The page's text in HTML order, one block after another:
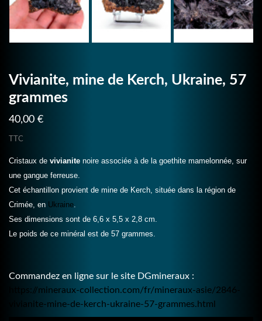
Vivianite, mine de Kerch, Ukraine, 57
grammes
40,00 €
TTC
Cristaux de vivianite noire associée à de la goethite mamelonnée, sur
une gangue ferreuse.
Cet échantillon provient de mine de Kerch, située dans la région de
Crimée, en Ukraine
Ses dimensions sont de 6,6 x 5,5 x 2,8 cm.
Le poids de ce minéral est de 57 grammes.
Commandez en ligne sur le site DGmineraux :
https://mineraux-collection.com/fr/mineraux-asie/2846-
vivianite-mine-de-kerch-ukraine-57-grammes.html